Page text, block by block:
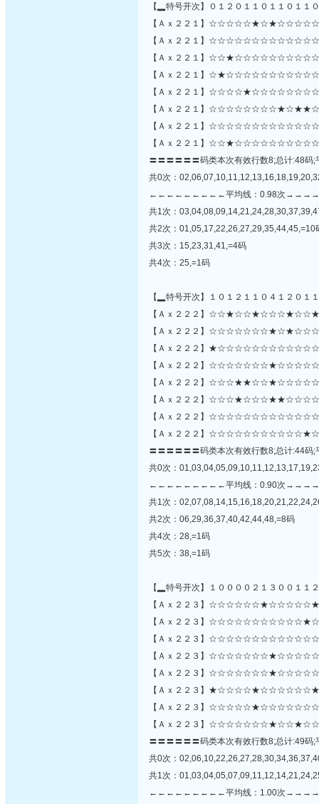
【▂特号开次】０１２０１１０１１０１１
【Ａｘ２２１】
【Ａｘ２２１】
【Ａｘ２２１】
【Ａｘ２２１】
【Ａｘ２２１】
【Ａｘ２２１】
【Ａｘ２２１】
【Ａｘ２２１】
〓〓〓〓〓〓码类本次有效行数8;总计:48码
共0次：
←←←←←←←←←平均线：0.98次
共1次：
共2次：01,05,17,22,26,27,29,35,44,45,=10
共3次：15,23,31,41,=4码
共4次：25,=1码
【▂特号开次】１０１２１１０４１２０１
【Ａｘ２２２】
【Ａｘ２２２】
【Ａｘ２２２】
【Ａｘ２２２】
【Ａｘ２２２】
【Ａｘ２２２】
【Ａｘ２２２】
【Ａｘ２２２】
〓〓〓〓〓〓码类本次有效行数8;总计:44码
共0次：
←←←←←←←←←平均线：0.90次
共1次：
共2次：06,29,36,37,40,42,44,48,=8码
共4次：28,=1码
共5次：38,=1码
【▂特号开次】１００００２１３００１１
【Ａｘ２２３】
【Ａｘ２２３】
【Ａｘ２２３】
【Ａｘ２２３】
【Ａｘ２２３】
【Ａｘ２２３】
【Ａｘ２２３】
【Ａｘ２２３】
〓〓〓〓〓〓码类本次有效行数8;总计:49码
共0次：
共1次：
←←←←←←←←←平均线：1.00次